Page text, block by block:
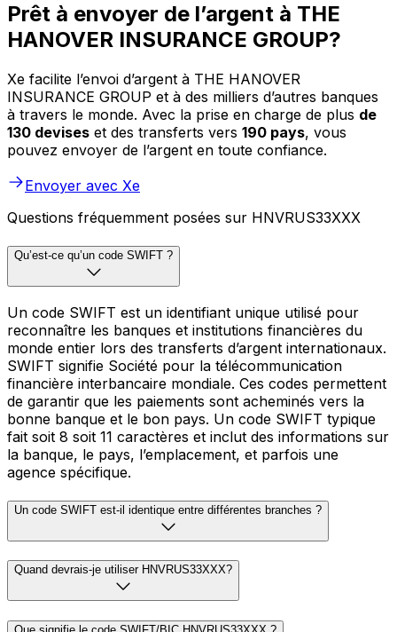
Prêt à envoyer de l’argent à THE
HANOVER INSURANCE GROUP?
Xe facilite l’envoi d’argent à THE HANOVER
INSURANCE GROUP et à des milliers d’autres banques
à travers le monde. Avec la prise en charge de plus de
130 devises et des transferts vers 190 pays, vous
pouvez envoyer de l’argent en toute confiance.
Envoyer avec Xe
Questions fréquemment posées sur HNVRUS33XXX
Qu’est-ce qu’un code SWIFT ?
Un code SWIFT est un identifiant unique utilisé pour
reconnaître les banques et institutions financières du
monde entier lors des transferts d’argent internationaux.
SWIFT signifie Société pour la télécommunication
financière interbancaire mondiale. Ces codes permettent
de garantir que les paiements sont acheminés vers la
bonne banque et le bon pays. Un code SWIFT typique
fait soit 8 soit 11 caractères et inclut des informations sur
la banque, le pays, l’emplacement, et parfois une
agence spécifique.
Un code SWIFT est-il identique entre différentes branches ?
Quand devrais-je utiliser HNVRUS33XXX?